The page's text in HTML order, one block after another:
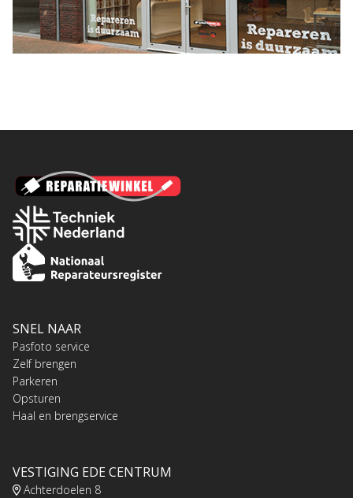
SNEL NAAR
Pasfoto service
Zelf brengen
Parkeren
Opsturen
Haal en brengservice
VESTIGING EDE CENTRUM
Achterdoelen 8